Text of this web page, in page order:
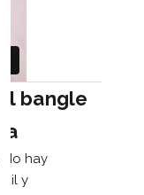
bangle
hay
y